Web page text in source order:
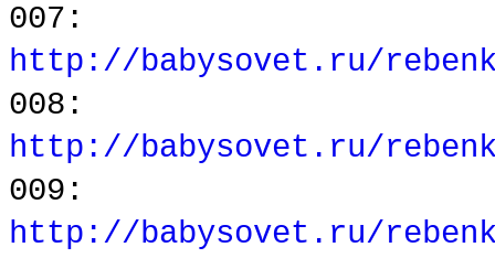
007:
http://babysovet.ru/
008:
http://babysovet.ru/
009:
http://babysovet.ru/